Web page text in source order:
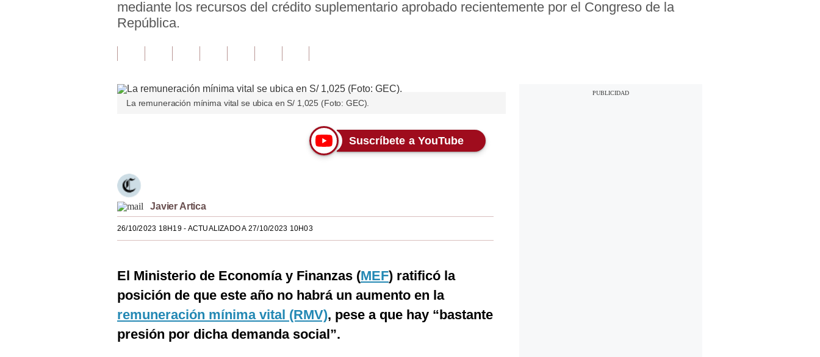
mediante los recursos del crédito suplementario aprobado recientemente por el Congreso de la
República.
La remuneración mínima vital se ubica en S/ 1,025 (Foto: GEC).
Suscríbete a YouTube
Javier Artica
26/10/2023 18H19- ACTUALIZADO A 27/10/2023 10H03
El Ministerio de Economía y Finanzas (MEF) ratificó la
posición de que este año no habrá un aumento en la
remuneración mínima vital (RMV), pese a que hay “bastante
presión por dicha demanda social”.